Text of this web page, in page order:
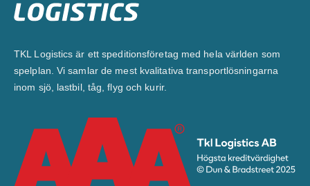
TKL Logistics är ett speditionsföretag med hela världen som
spelplan. Vi samlar de mest kvalitativa transportlösningarna
inom sjö, lastbil, tåg, flyg och kurir.